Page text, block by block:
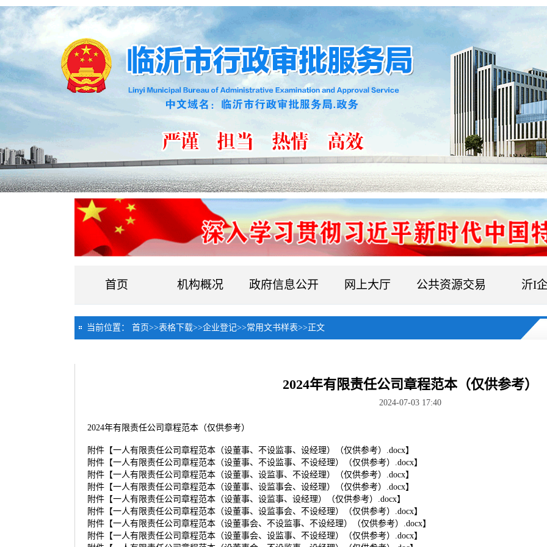
首页 机构概况 政府信息公开 网上大厅 公共资源交易 沂I
当前位置： 首页>>表格下载>>企业登记>>常用文书样表>> 正文
2024年有限责任公司章程范本（仅供参考）
2024-07-03 17:40
2024年有限责任公司章程范本（仅供参考）
附件【一人有限责任公司章程范本（设董事、不设监事、设经理）（仅供参考）.docx】
附件【一人有限责任公司章程范本（设董事、不设监事、不设经理）（仅供参考）.docx】
附件【一人有限责任公司章程范本（设董事、设监事、不设经理）（仅供参考）.docx】
附件【一人有限责任公司章程范本（设董事、设监事会、设经理）（仅供参考）.docx】
附件【一人有限责任公司章程范本（设董事、设监事、设经理）（仅供参考）.docx】
附件【一人有限责任公司章程范本（设董事、设监事会、不设经理）（仅供参考）.docx】
附件【一人有限责任公司章程范本（设董事会、不设监事、不设经理）（仅供参考）.docx】
附件【一人有限责任公司章程范本（设董事会、设监事、不设经理）（仅供参考）.docx】